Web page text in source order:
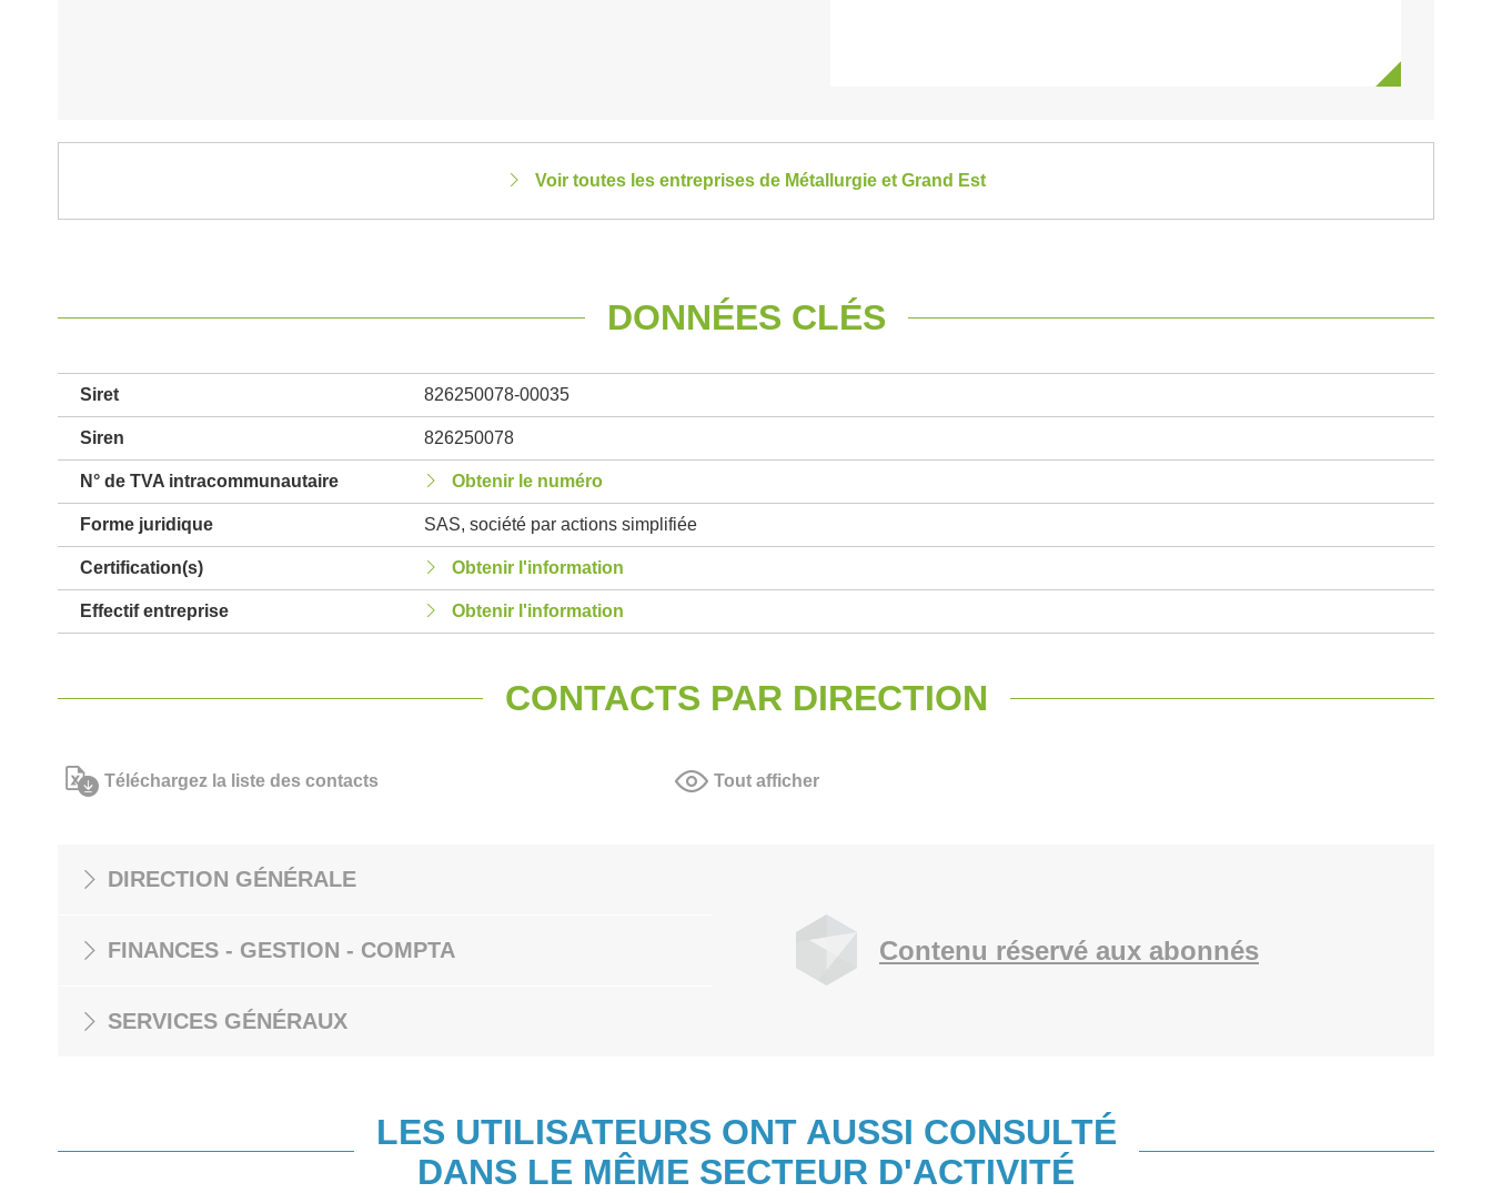
Voir toutes les entreprises de Métallurgie et Grand Est
DONNÉES CLÉS
Siret 826250078-00035
Siren 826250078
N° de TVA intracommunautaire Obtenir le numéro
Forme juridique SAS, société par actions simplifiée
Certification(s) Obtenir l'information
Effectif entreprise Obtenir l'information
CONTACTS PAR DIRECTION
Téléchargez la liste des contacts Tout afficher
DIRECTION GÉNÉRALE
FINANCES - GESTION - COMPTA
SERVICES GÉNÉRAUX
Contenu réservé aux abonnés
LES UTILISATEURS ONT AUSSI CONSULTÉ
DANS LE MÊME SECTEUR D'ACTIVITÉ